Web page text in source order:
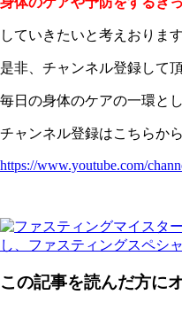
していきたいと考えおりま
是非、チャンネル登録して頂
毎日の身体のケアの一環と
チャンネル登録はこちらか
https://www.youtube.com/
この記事を読んだ方に